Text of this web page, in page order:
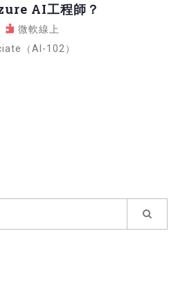
AI工程師？
微軟線上
（AI-102）